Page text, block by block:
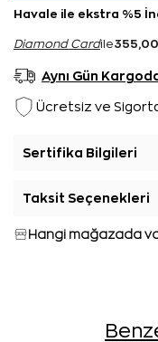
Havale ile ekstra %5
Diamond Cardile355,00
Aynı Gün
Ücretsiz ve
Sertifika Bilgileri
Taksit Seçenekleri
Hangi mağazada